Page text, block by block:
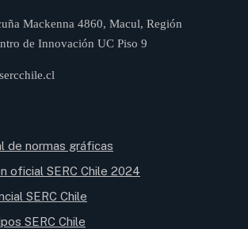
Mackenna 4860, Macul, Región
de Innovación UC Piso 9
de normas gráficas
oficial SERC Chile 2024
SERC Chile
SERC Chile